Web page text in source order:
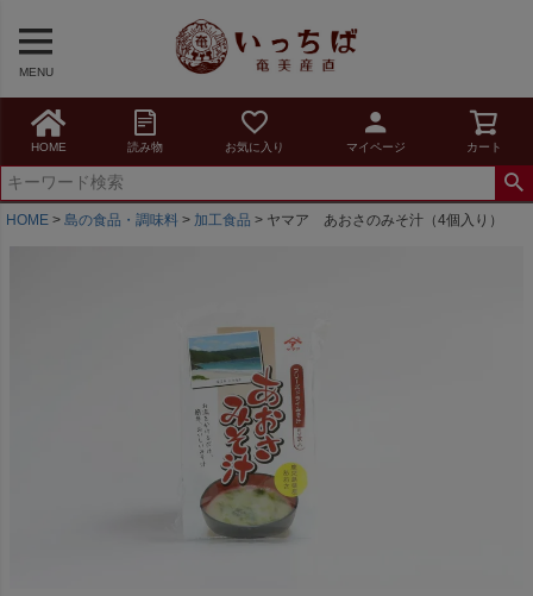
MENU
HOME 読み物 お気に入り マイページ カート
HOME 島の食品・調味料 加工食品 ヤマア あおさのみそ汁（4個入り）